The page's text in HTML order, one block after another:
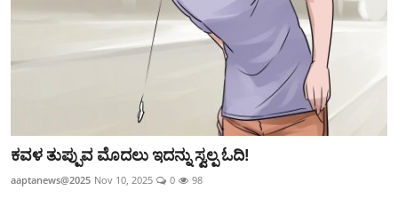
ಕವಳ ತುಪ್ಪುವ ಮೊದಲು ಇದನ್ನು ಸ್ವಲ್ಪ ಓದಿ!
aaptanews@2025 Nov 10, 2025 0 98